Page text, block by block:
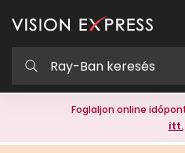
Foglaljon online
itt.